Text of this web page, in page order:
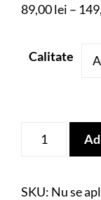
89,00lei –
Calitate
Cantitate
la
SKU: Nu se